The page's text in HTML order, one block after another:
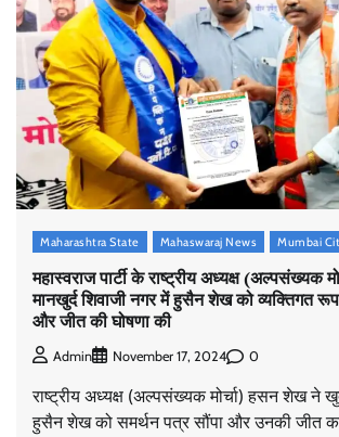
Maharashtra State Mahaswaraj News Mumbai
महास्वराज पार्टी के राष्ट्रीय अध्यक्ष (अल्पसंख्यक
मानखुर्द शिवाजी नगर में हुसैन शेख को व्यक्तिगत
और जीत की घोषणा की
Admin November 17, 2024 0
राष्ट्रीय अध्यक्ष (अल्पसंख्यक मोर्चा) हसन शेख ने
हुसैन शेख को समर्थन पत्र सौंपा और उनकी जीत